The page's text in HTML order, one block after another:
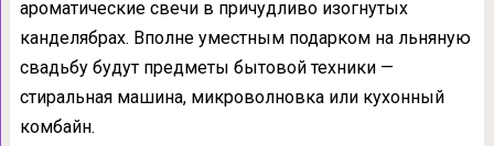
ароматические свечи в причудливо изогнутых
канделябрах. Вполне уместным подарком на льняную
свадьбу будут предметы бытовой техники —
стиральная машина, микроволновка или кухонный
комбайн.